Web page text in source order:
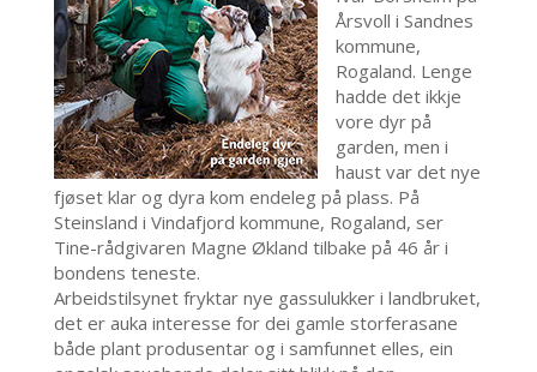
Årsvoll i Sandnes
kommune,
Rogaland. Lenge
hadde det ikkje
vore dyr på
garden, men i
haust var det nye
fjøset klar og dyra kom endeleg på plass. På
Steinsland i Vindafjord kommune, Rogaland, ser
Tine-rådgivaren Magne Økland tilbake på 46 år i
bondens teneste.
Arbeidstilsynet fryktar nye gassulukker i landbruket,
det er auka interesse for dei gamle storferasane
både plant produsentar og i samfunnet elles, ein